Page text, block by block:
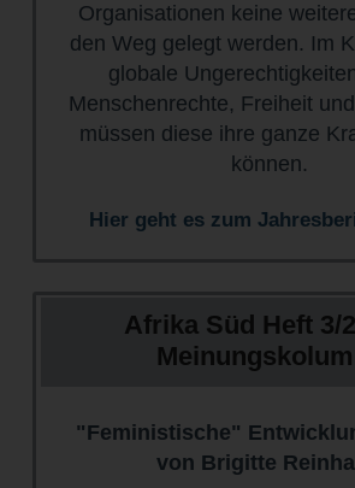
Organisationen keine
den Weg gelegt werden. Im
globale
Menschenrechte, Freiheit
müssen diese ihre ganze
können.
Hier geht es zum
Afrika Süd Heft 3/
"Feministische"
von Brigitte